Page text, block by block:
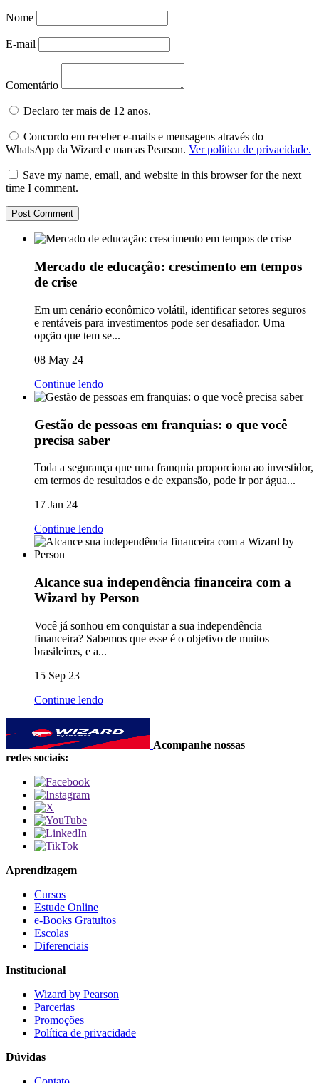
Nome
E-mail
Comentário
Declaro ter mais de 12 anos.
Concordo em receber e-mails e mensagens através do
WhatsApp da Wizard e marcas Pearson. Ver política de privacidade.
Save my name, email, and website in this browser for the next
time I comment.
Mercado de educação: crescimento em tempos
de crise
Em um cenário econômico volátil, identificar setores seguros
e rentáveis para investimentos pode ser desafiador. Uma
opção que tem se...
08 May 24
Continue lendo
Gestão de pessoas em franquias: o que você
precisa saber
Toda a segurança que uma franquia proporciona ao investidor,
em termos de resultados e de expansão, pode ir por água...
17 Jan 24
Continue lendo
Alcance sua independência financeira com a
Wizard by Person
Você já sonhou em conquistar a sua independência
financeira? Sabemos que esse é o objetivo de muitos
brasileiros, e a...
15 Sep 23
Continue lendo
Acompanhe nossas
redes sociais:
Aprendizagem
Cursos
Estude Online
e-Books Gratuitos
Escolas
Diferenciais
Institucional
Wizard by Pearson
Parcerias
Promoções
Política de privacidade
Dúvidas